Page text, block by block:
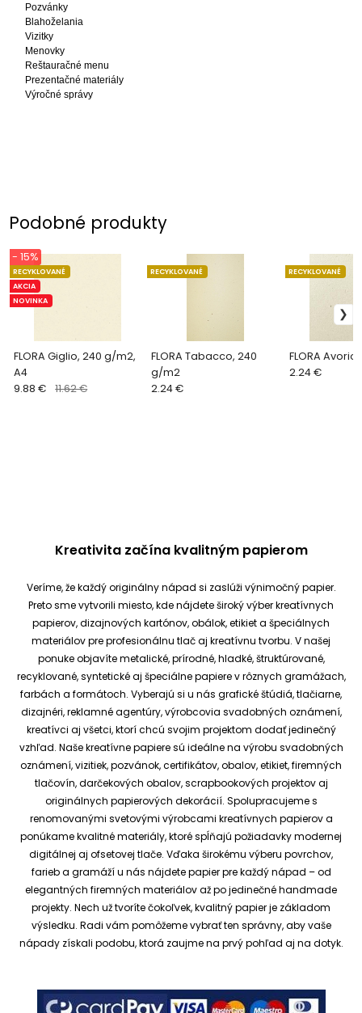
Pozvánky
Blahoželania
Vizitky
Menovky
Reštauračné menu
Prezentačné materiály
Výročné správy
Podobné produkty
FLORA Giglio, 240 g/m2,
A4
RECYKLOVANÉ
AKCIA
NOVINKA
- 15%
9.88 € 11.62 €
FLORA Tabacco, 240
g/m2
RECYKLOVANÉ
2.24 €
FLORA
RECYKLOVANÉ
2.24 €
Kreativita začína kvalitným papierom
Veríme, že každý originálny nápad si zaslúži výnimočný papier.
Preto sme vytvorili miesto, kde nájdete široký výber kreatívnych
papierov, dizajnových kartónov, obálok, etikiet a špeciálnych
materiálov pre profesionálnu tlač aj kreatívnu tvorbu. V našej
ponuke objavíte metalické, prírodné, hladké, štruktúrované,
recyklované, syntetické aj špeciálne papiere v rôznych gramážach,
farbách a formátoch. Vyberajú si u nás grafické štúdiá, tlačiarne,
dizajnéri, reklamné agentúry, výrobcovia svadobných oznámení,
kreatívci aj všetci, ktorí chcú svojim projektom dodať jedinečný
vzhľad. Naše kreatívne papiere sú ideálne na výrobu svadobných
oznámení, vizitiek, pozvánok, certifikátov, obalov, etikiet, firemných
tlačovín, darčekových obalov, scrapbookových projektov aj
originálnych papierových dekorácií. Spolupracujeme s
renomovanými svetovými výrobcami kreatívnych papierov a
ponúkame kvalitné materiály, ktoré spĺňajú požiadavky modernej
digitálnej aj ofsetovej tlače. Vďaka širokému výberu povrchov,
farieb a gramáží u nás nájdete papier pre každý nápad – od
elegantných firemných materiálov až po jedinečné handmade
projekty. Nech už tvoríte čokoľvek, kvalitný papier je základom
výsledku. Radi vám pomôžeme vybrať ten správny, aby vaše
nápady získali podobu, ktorá zaujme na prvý pohľad aj na dotyk.